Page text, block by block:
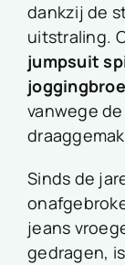
dankzij de
uitstraling.
jumpsuit
vanwege
Sinds de
jeans
gedragen,